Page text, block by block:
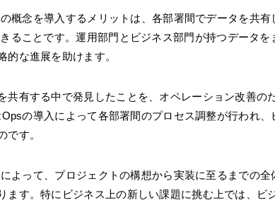
概念を導入するメリットは、各部署間でデータを共
ることです。運用部門とビジネス部門が持つデータ
的な進展を助けます。
共有する中で発見したことを、オペレーション改善の
の導入によって各部署間のプロセス調整が行われ
です。
よって、プロジェクトの構想から実装に至るまでの
ます。特にビジネス上の新しい課題に挑む上では、ビ